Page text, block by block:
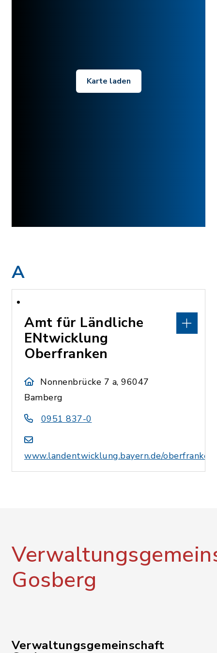
Karte laden
A
Amt für Ländliche
ENtwicklung
Oberfranken
Nonnenbrücke 7 a, 96047
Bamberg
0951 837-0
www.landentwicklung.bayern.de/oberfranken
Gosberg
Verwaltungsgemeinschaft